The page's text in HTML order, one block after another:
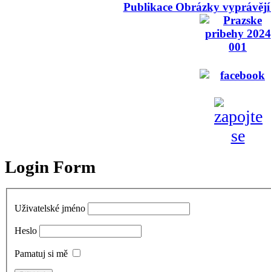
Publikace Obrázky
Login Form
Uživatelské jméno
Heslo
Pamatuj si mě